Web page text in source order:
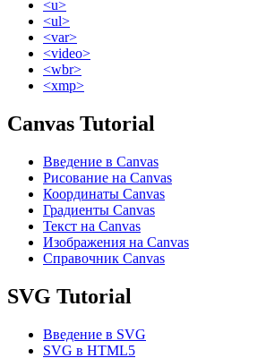
<u>
<ul>
<var>
<video>
<wbr>
<xmp>
Canvas Tutorial
Введение в Canvas
Рисование на Canvas
Координаты Canvas
Градиенты Canvas
Текст на Canvas
Изображения на Canvas
Справочник Canvas
SVG Tutorial
Введение в SVG
SVG в HTML5